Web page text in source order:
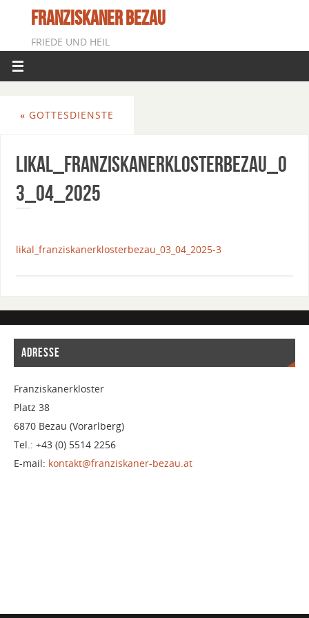
FRANZISKANER BEZAU
FRIEDE UND HEIL
« GOTTESDIENSTE
Likal_FranziskanerklosterBezau_0
3_04_2025
likal_franziskanerklosterbezau_03_04_2025-3
ADRESSE
Franziskanerkloster
Platz 38
6870 Bezau (Vorarlberg)
Tel.: +43 (0) 5514 2256
E-mail: kontakt@franziskaner-bezau.at